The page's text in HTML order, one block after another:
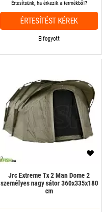
Elfogyott
Értesítsünk, ha érkezik a termékből?
ÉRTESÍTÉST KÉREK
Jrc Extreme Tx 2 Man Dome 2
személyes nagy sátor 360x335x180
cm